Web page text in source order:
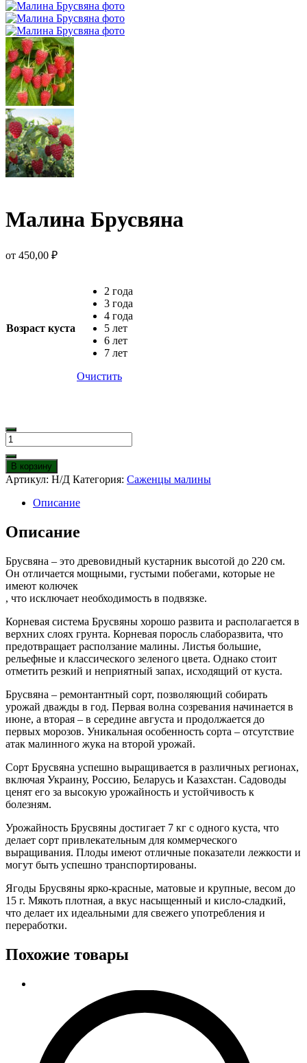
Малина Брусвяна
от 450,00 ₽
Возраст куста
2 года
3 года
4 года
5 лет
6 лет
7 лет
Очистить
Количество
товара
Малина
Брусвяна
В корзину
Артикул: Н/Д Категория: Саженцы малины
Описание
Описание
Брусвяна – это древовидный кустарник высотой до 220 см.
Он отличается мощными, густыми побегами, которые не
имеют колючек
, что исключает необходимость в подвязке.
Корневая система Брусвяны хорошо развита и располагается в
верхних слоях грунта. Корневая поросль слаборазвита, что
предотвращает расползание малины. Листья большие,
рельефные и классического зеленого цвета. Однако стоит
отметить резкий и неприятный запах, исходящий от куста.
Брусвяна – ремонтантный сорт, позволяющий собирать
урожай дважды в год. Первая волна созревания начинается в
июне, а вторая – в середине августа и продолжается до
первых морозов. Уникальная особенность сорта – отсутствие
атак малинного жука на второй урожай.
Сорт Брусвяна успешно выращивается в различных регионах,
включая Украину, Россию, Беларусь и Казахстан. Садоводы
ценят его за высокую урожайность и устойчивость к
болезням.
Урожайность Брусвяны достигает 7 кг с одного куста, что
делает сорт привлекательным для коммерческого
выращивания. Плоды имеют отличные показатели лежкости и
могут быть успешно транспортированы.
Ягоды Брусвяны ярко-красные, матовые и крупные, весом до
15 г. Мякоть плотная, а вкус насыщенный и кисло-сладкий,
что делает их идеальными для свежего употребления и
переработки.
Похожие товары